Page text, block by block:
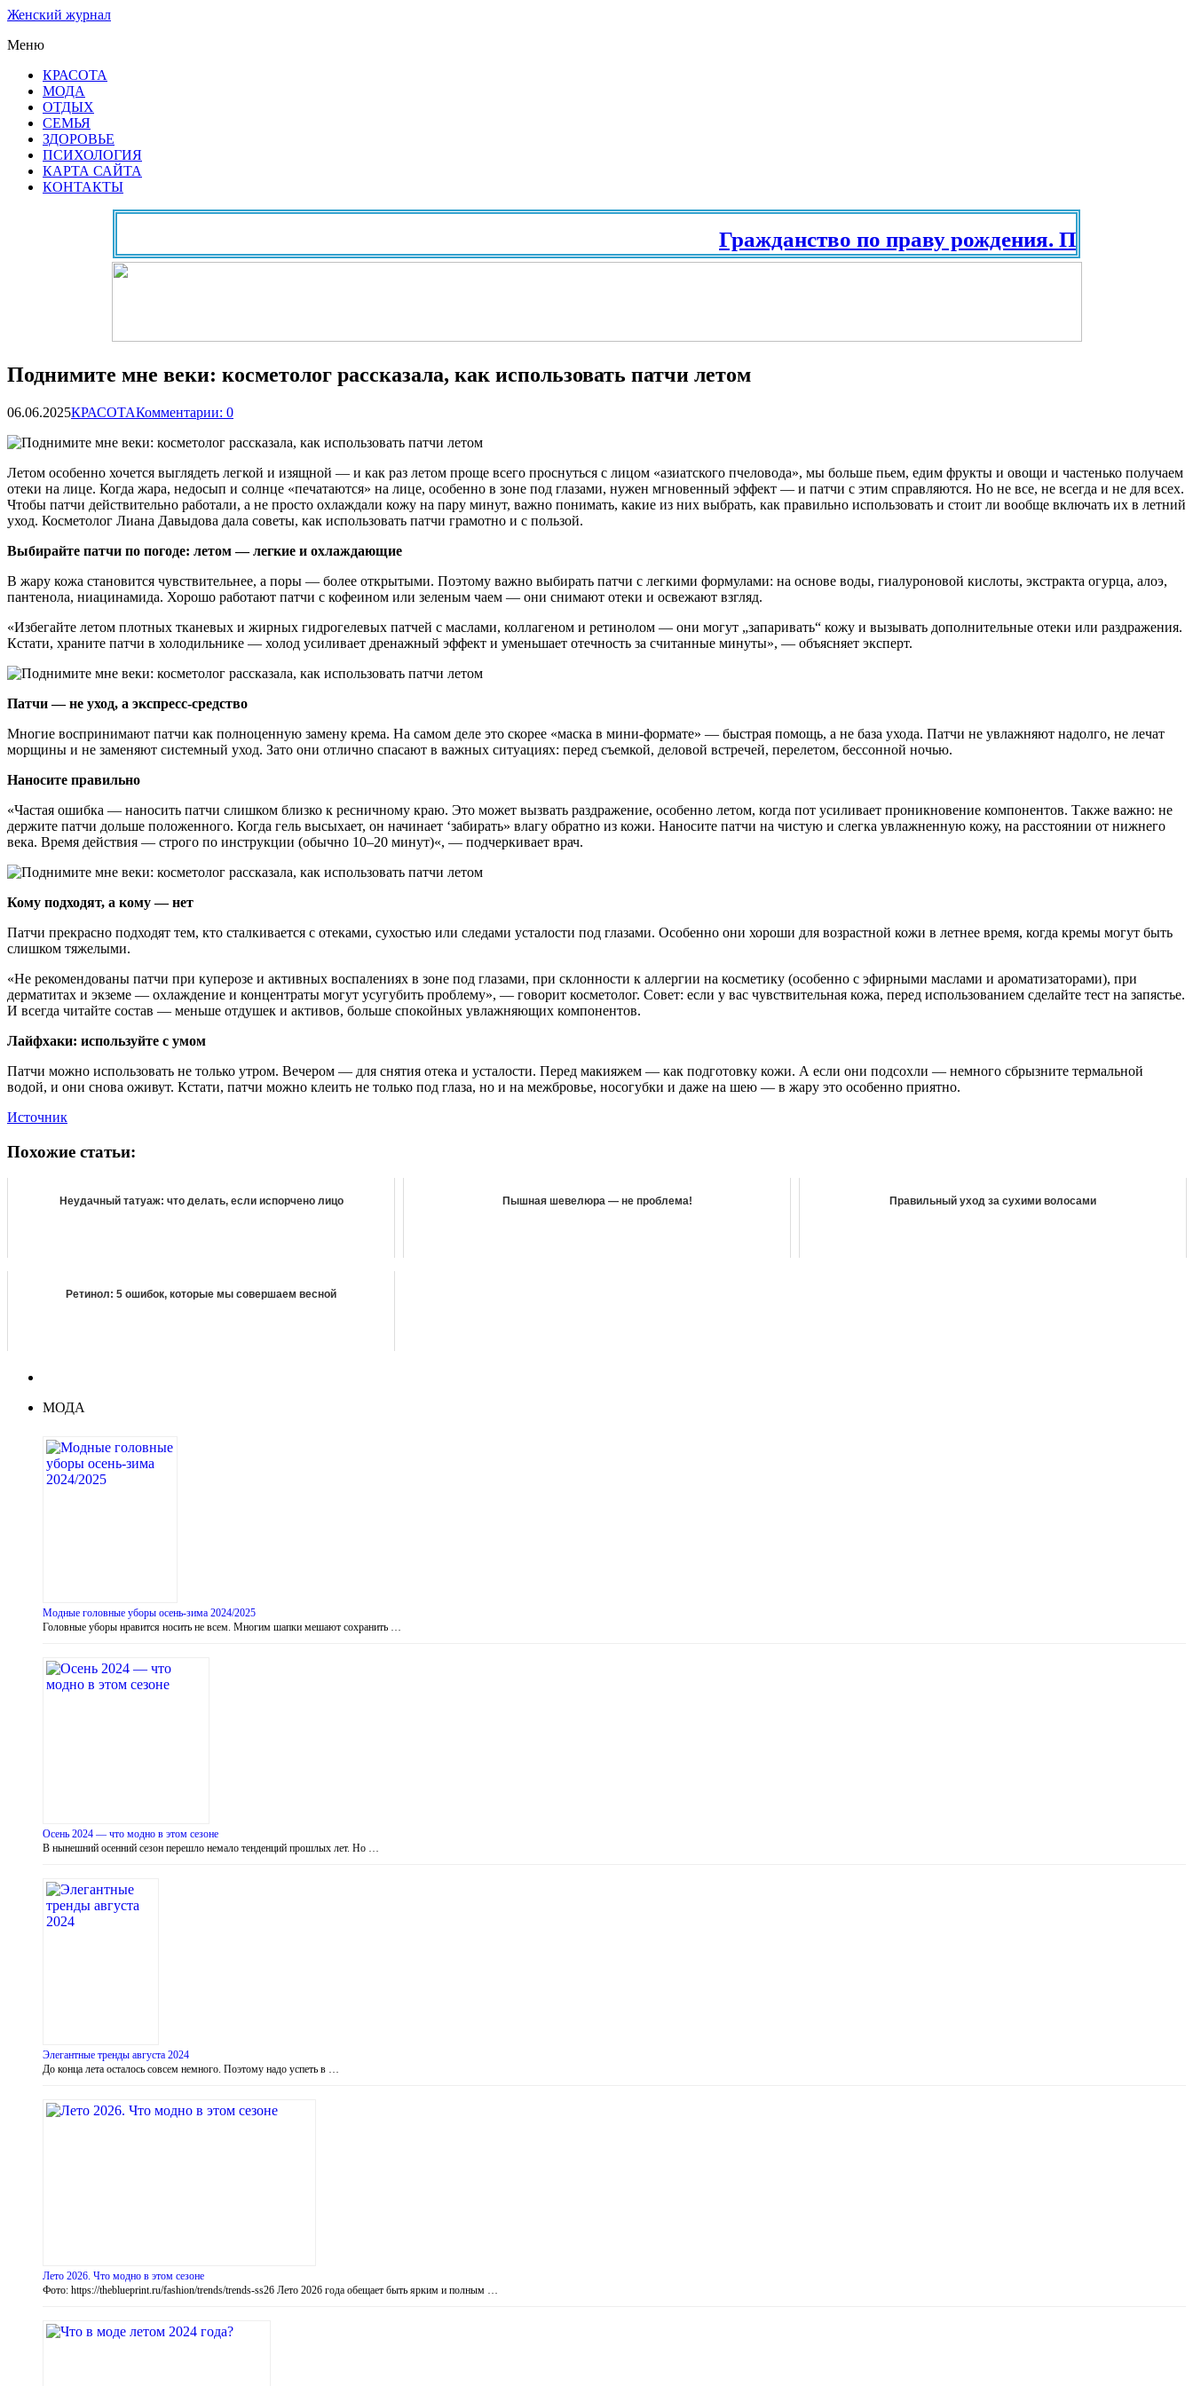
Женский журнал
Меню
КРАСОТА
МОДА
ОТДЫХ
СЕМЬЯ
ЗДОРОВЬЕ
ПСИХОЛОГИЯ
КАРТА САЙТА
КОНТАКТЫ
Гражданство по праву рождения. Паспорт в
Поднимите мне веки: косметолог рассказала, как использовать патчи летом
06.06.2025КРАСОТАКомментарии: 0
Летом особенно хочется выглядеть легкой и изящной — и как раз летом проще всего проснуться с лицом «азиатского пчеловода», мы больше пьем, едим фрукты и овощи и частенько получаем
отеки на лице. Когда жара, недосып и солнце «печатаются» на лице, особенно в зоне под глазами, нужен мгновенный эффект — и патчи с этим справляются. Но не все, не всегда и не для всех.
Чтобы патчи действительно работали, а не просто охлаждали кожу на пару минут, важно понимать, какие из них выбрать, как правильно использовать и стоит ли вообще включать их в летний
уход. Косметолог Лиана Давыдова дала советы, как использовать патчи грамотно и с пользой.
Выбирайте патчи по погоде: летом — легкие и охлаждающие
В жару кожа становится чувствительнее, а поры — более открытыми. Поэтому важно выбирать патчи с легкими формулами: на основе воды, гиалуроновой кислоты, экстракта огурца, алоэ,
пантенола, ниацинамида. Хорошо работают патчи с кофеином или зеленым чаем — они снимают отеки и освежают взгляд.
«Избегайте летом плотных тканевых и жирных гидрогелевых патчей с маслами, коллагеном и ретинолом — они могут „запаривать“ кожу и вызывать дополнительные отеки или раздражения.
Кстати, храните патчи в холодильнике — холод усиливает дренажный эффект и уменьшает отечность за считанные минуты», — объясняет эксперт.
Патчи — не уход, а экспресс-средство
Многие воспринимают патчи как полноценную замену крема. На самом деле это скорее «маска в мини-формате» — быстрая помощь, а не база ухода. Патчи не увлажняют надолго, не лечат
морщины и не заменяют системный уход. Зато они отлично спасают в важных ситуациях: перед съемкой, деловой встречей, перелетом, бессонной ночью.
Наносите правильно
«Частая ошибка — наносить патчи слишком близко к ресничному краю. Это может вызвать раздражение, особенно летом, когда пот усиливает проникновение компонентов. Также важно: не
держите патчи дольше положенного. Когда гель высыхает, он начинает ‘забирать» влагу обратно из кожи. Наносите патчи на чистую и слегка увлажненную кожу, на расстоянии от нижнего
века. Время действия — строго по инструкции (обычно 10–20 минут)«, — подчеркивает врач.
Кому подходят, а кому — нет
Патчи прекрасно подходят тем, кто сталкивается с отеками, сухостью или следами усталости под глазами. Особенно они хороши для возрастной кожи в летнее время, когда кремы могут быть
слишком тяжелыми.
«Не рекомендованы патчи при куперозе и активных воспалениях в зоне под глазами, при склонности к аллергии на косметику (особенно с эфирными маслами и ароматизаторами), при
дерматитах и экземе — охлаждение и концентраты могут усугубить проблему», — говорит косметолог. Совет: если у вас чувствительная кожа, перед использованием сделайте тест на запястье.
И всегда читайте состав — меньше отдушек и активов, больше спокойных увлажняющих компонентов.
Лайфхаки: используйте с умом
Патчи можно использовать не только утром. Вечером — для снятия отека и усталости. Перед макияжем — как подготовку кожи. А если они подсохли — немного сбрызните термальной
водой, и они снова оживут. Кстати, патчи можно клеить не только под глаза, но и на межбровье, носогубки и даже на шею — в жару это особенно приятно.
Источник
Похожие статьи:
Неудачный татуаж: что делать, если испорчено лицо Пышная шевелюра — не проблема! Правильный уход за сухими волосами
Ретинол: 5 ошибок, которые мы совершаем весной
МОДА
Модные головные уборы осень-зима 2024/2025
Головные уборы нравится носить не всем. Многим шапки мешают сохранить …
Осень 2024 — что модно в этом сезоне
В нынешний осенний сезон перешло немало тенденций прошлых лет. Но …
Элегантные тренды августа 2024
До конца лета осталось совсем немного. Поэтому надо успеть в …
Лето 2026. Что модно в этом сезоне
Фото: https://theblueprint.ru/fashion/trends/trends-ss26 Лето 2026 года обещает быть ярким и полным …